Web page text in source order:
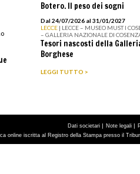
Botero. Il peso dei sogni
Dal 24/07/2026 al 31/01/2027
LECCE | LECCE – MUSEO MUST I
– GALLERIA NAZIONALE DI
Tesori nascosti della
Borghese
LEGGI TUTTO >
Dati societari | Note legali |
online iscritta al Registro della Stampa presso il